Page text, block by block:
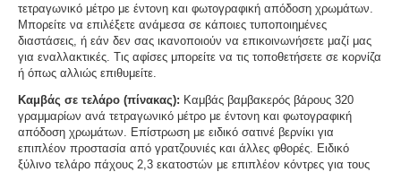
τετραγωνικό μέτρο με έντονη και φωτογραφική απόδοση χρωμάτων.
Μπορείτε να επιλέξετε ανάμεσα σε κάποιες τυποποιημένες
διαστάσεις, ή εάν δεν σας ικανοποιούν να επικοινωνήσετε μαζί μας
για εναλλακτικές. Τις αφίσες μπορείτε να τις τοποθετήσετε σε κορνίζα
ή όπως αλλιώς επιθυμείτε.
Καμβάς σε τελάρο (πίνακας): Καμβάς βαμβακερός βάρους 320
γραμμαρίων ανά τετραγωνικό μέτρο με έντονη και φωτογραφική
απόδοση χρωμάτων. Επίστρωση με ειδικό σατινέ βερνίκι για
επιπλέον προστασία από γρατζουνιές και άλλες φθορές. Ειδικό
ξύλινο τελάρο πάχους 2,3 εκατοστών με επιπλέον κόντρες για τους